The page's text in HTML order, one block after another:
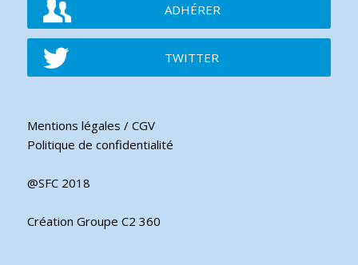
ADHÉRER
TWITTER
Mentions légales / CGV
Politique de confidentialité
@SFC 2018
Création Groupe C2 360